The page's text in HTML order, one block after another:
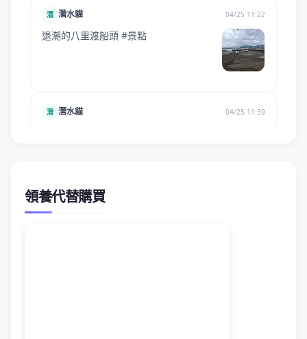
領養代替購買